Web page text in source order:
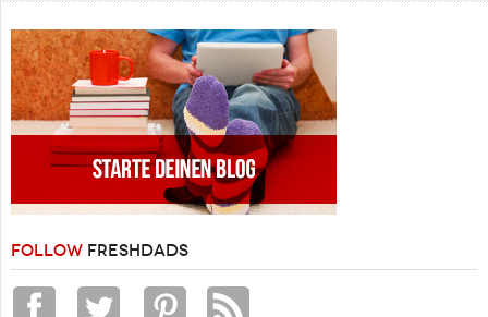
FOLLOW FRESHDADS